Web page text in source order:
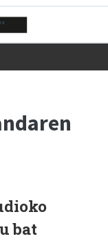
bat